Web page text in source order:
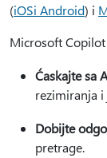
(iOSi Android) i
Microsoft
Ćaskajte sa
rezimiranja
Dobijte
pretrage.